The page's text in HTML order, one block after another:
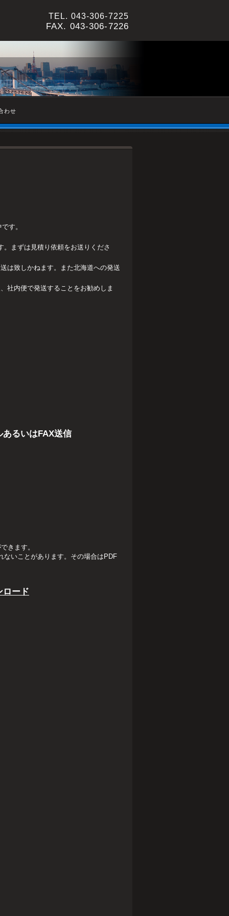
TEL. 043-306-7225
FAX. 043-306-7226
す。
まずは見積り依頼をお送りくださ
は致しかねます。また北海道への発送
社内便で発送することをお勧めしま
るいはFAX送信
きます。
ないことがあります。その場合はPDF
ロード
わせ